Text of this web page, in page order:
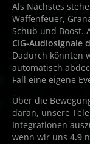
Als Nächstes
Waffenfeuer,
Schub und Boost.
CIG-Audiosignale
Dadurch könnten
automatisch
Fall eine eigene
Über die
daran, unsere
Integrationen
wenn wir uns 4.9